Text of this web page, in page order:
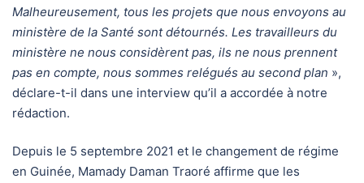
Malheureusement, tous les projets que nous envoyons au
ministère de la Santé sont détournés. Les travailleurs du
ministère ne nous considèrent pas, ils ne nous prennent
pas en compte, nous sommes relégués au second plan »,
déclare-t-il dans une interview qu’il a accordée à notre
rédaction.
Depuis le 5 septembre 2021 et le changement de régime
en Guinée, Mamady Daman Traoré affirme que les